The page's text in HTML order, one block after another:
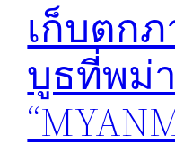
เก็บตก
บูธที่พม่